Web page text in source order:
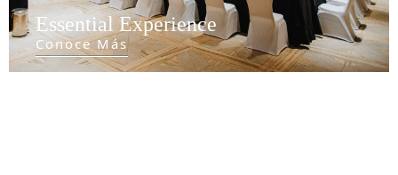
Essential Experience
Conoce Más